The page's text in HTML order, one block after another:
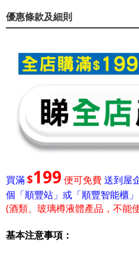
優惠條款及細則
買滿$199 便可免費送到屋
個「順豐站」或「順豐智能櫃」
(酒類、玻璃樽液體產品，不能
基本注意事項：